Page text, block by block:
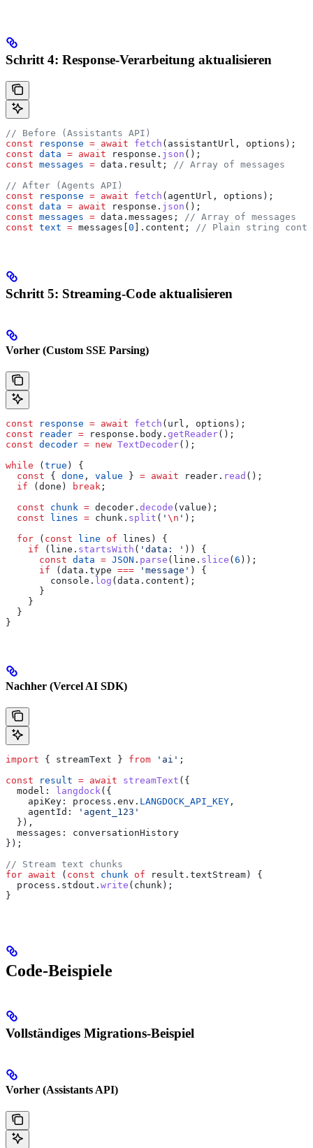
Schritt 4: Response-Verarbeitung aktualisieren
// Before (Assistants API)
const response = await fetch ( assistantUrl , options );
const data = await response . json ();
const messages = data . result ; // Array of messages
// After (Agents API)
const response = await fetch ( agentUrl , options );
const data = await response . json ();
const messages = data . messages ; // Array of messages
const text = messages 0 ]. content ; // Plain string
Schritt 5: Streaming-Code aktualisieren
Vorher (Custom SSE Parsing)
const response = await fetch ( url , options );
const reader = response . body . getReader();
const decoder = new TextDecoder();
while ( true ) {
  const
{ done , value } = await reader . read ();
  if
( done ) break ;
  const
chunk = decoder . decode ( value );
  const
lines = chunk . split ( ' \n ' );
  for
( const line of lines ) {
    if
( line . startsWith ( 'data: ' )) {
      const
data = JSON . parse ( line . slice ( 6 ));
      if
( data . type === 'message' ) {
        console
. log ( data . content );
      }
    }
  }
}
Nachher (Vercel AI SDK)
import { streamText } from 'ai' ;
const result = await streamText ({
  model:
langdock ({
    apiKey:
process . env . LANGDOCK_API_KEY ,
    agentId:
'agent_123'
  }),
  messages:
conversationHistory
});
// Stream text chunks
for await ( const chunk of result . textStream ) {
  process
. stdout . write ( chunk );
}
Code-Beispiele
Vollständiges Migrations-Beispiel
Vorher (Assistants API)